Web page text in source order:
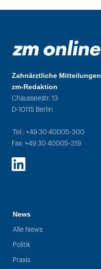
Zahnärztliche Mitteilungen
zm-Redaktion
Chausseestr. 13
D-10115 Berlin
Tel.: +49 30 40005-300
Fax: +49 30 40005-319
LinkedIn
News
Alle News
Politik
Praxis